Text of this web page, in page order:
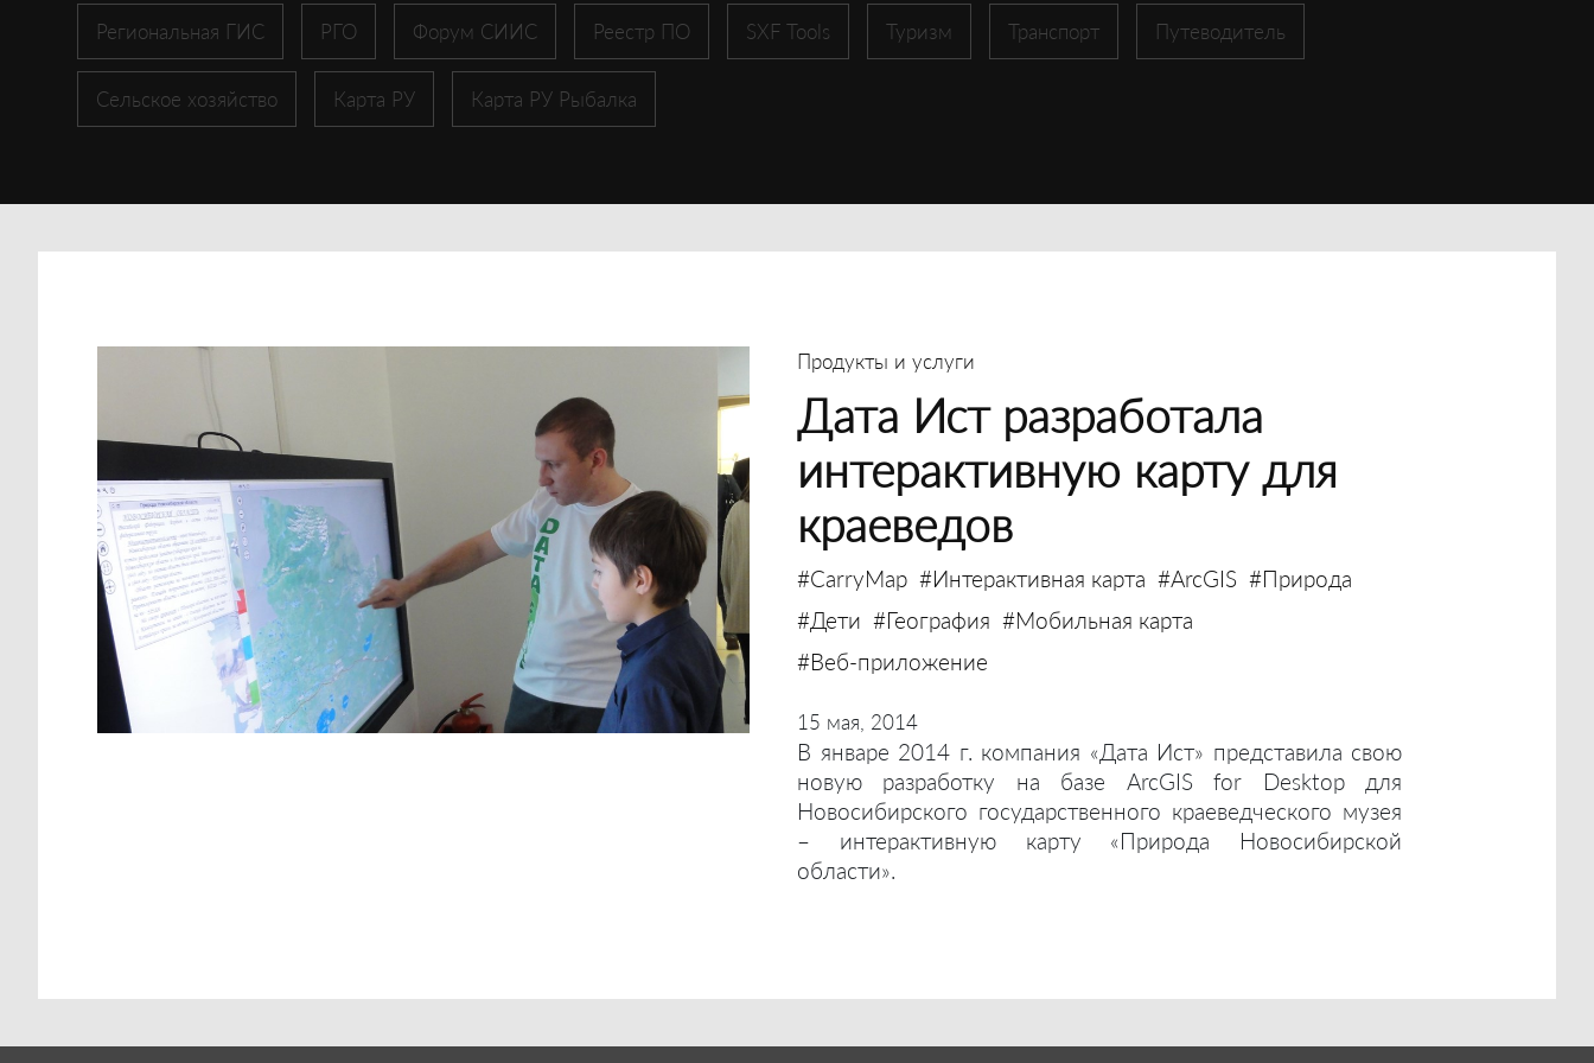
Региональная ГИС РГО Форум СИИС Реестр ПО SXF Tools Туризм Транспорт Путеводитель
Сельское хозяйство Карта РУ Карта РУ Рыбалка
Продукты и услуги
Дата Ист разработала
интерактивную карту для
краеведов
#CarryMap #Интерактивная карта #ArcGIS #Природа
#Дети #География #Мобильная карта
#Веб-приложение
15 мая, 2014
В январе 2014 г. компания «Дата Ист» представила свою
новую разработку на базе ArcGIS for Desktop для
Новосибирского государственного краеведческого музея
– интерактивную карту «Природа Новосибирской
области».